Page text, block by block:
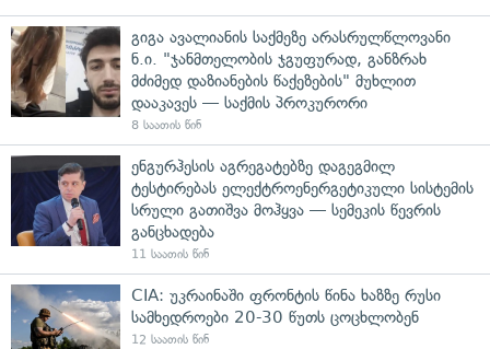
გიგა ავალიანის საქმეზე არასრულწლოვანი
ნ.ი. "ჯანმთელობის ჯგუფურად, განზრახ
მძიმედ დაზიანების წაქეზების" მუხლით
დააკავეს — საქმის პროკურორი
8 საათის წინ
ენგურჰესის აგრეგატებზე დაგეგმილ
ტესტირებას ელექტროენერგეტიკული სისტემის
სრული გათიშვა მოჰყვა — სემეკის წევრის
განცხადება
11 საათის წინ
CIA: უკრაინაში ფრონტის წინა ხაზზე რუსი
სამხედროები 20-30 წუთს ცოცხლობენ
12 საათის წინ